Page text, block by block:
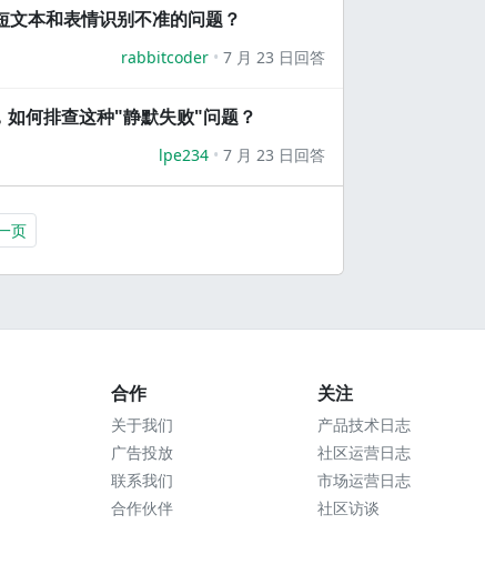
本和表情识别不准的问题？
rabbitcoder 7 月 23 日回答
何排查这种"静默失败"问题？
lpe234 7 月 23 日回答
页
合作
关于我们
广告投放
联系我们
合作伙伴
关注
产品技术日志
社区运营日志
市场运营日志
社区访谈